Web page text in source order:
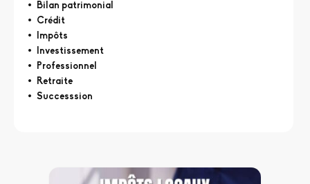
Bilan patrimonial
Crédit
Impôts
Investissement
Professionnel
Retraite
Successsion